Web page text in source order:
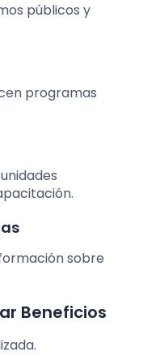
públicos y
programas
sobre
Beneficios